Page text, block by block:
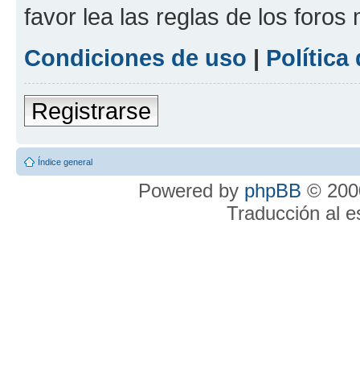
favor lea las reglas de los foros
Condiciones de uso | Política
Registrarse
Índice general
Powered by phpBB ©
Traducción al